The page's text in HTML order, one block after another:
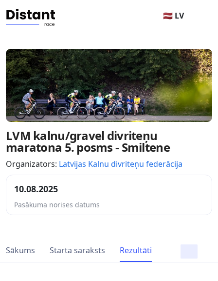
🇱🇻 LV
LVM kalnu/gravel divriteņu
maratona 5. posms - Smiltene
Organizators: Latvijas Kalnu divriteņu federācija
10.08.2025
Pasākuma norises datums
Sākums Starta saraksts Rezultāti